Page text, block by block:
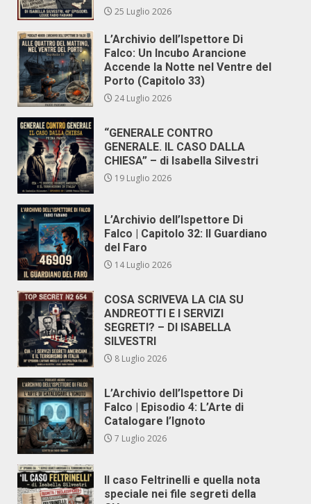
25 Luglio 2026
L’Archivio dell’Ispettore Di
Falco: Un Incubo Arancione
Accende la Notte nel Ventre del
Porto (Capitolo 33)
24 Luglio 2026
“GENERALE CONTRO
GENERALE. IL CASO DALLA
CHIESA” – di Isabella Silvestri
19 Luglio 2026
L’Archivio dell’Ispettore Di
Falco | Capitolo 32: Il Guardiano
del Faro
14 Luglio 2026
COSA SCRIVEVA LA CIA SU
ANDREOTTI E I SERVIZI
SEGRETI? – DI ISABELLA
SILVESTRI
8 Luglio 2026
L’Archivio dell’Ispettore Di
Falco | Episodio 4: L’Arte di
Catalogare l’Ignoto
7 Luglio 2026
Il caso Feltrinelli e quella nota
speciale nei file segreti della